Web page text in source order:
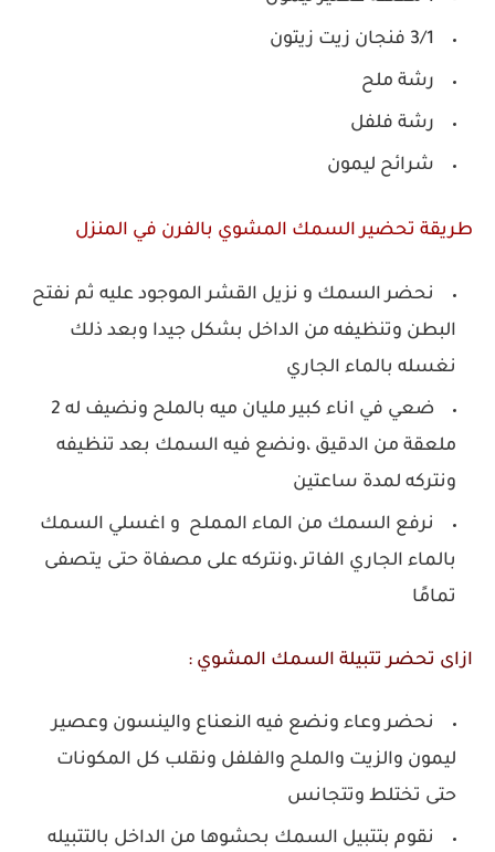
3/1 فنجان زيت زيتون
رشة ملح
رشة فلفل
شرائح ليمون
طريقة تحضير السمك المشوي بالفرن في المنزل
نحضر السمك و نزيل القشر الموجود عليه ثم نفتح
البطن وتنظيفه من الداخل بشكل جيدا وبعد ذلك
نغسله بالماء الجاري
ضعي في اناء كبير مليان ميه بالملح ونضيف له 2
ملعقة من الدقيق ،ونضع فيه السمك بعد تنظيفه
ونتركه لمدة ساعتين
نرفع السمك من الماء المملح و اغسلي السمك
بالماء الجاري الفاتر ،ونتركه على مصفاة حتى يتصفى
تمامًا
ازاى تحضر تتبيلة السمك المشوي :
نحضر وعاء ونضع فيه النعناع والينسون وعصير
ليمون والزيت والملح والفلفل ونقلب كل المكونات
حتى تختلط وتتجانس
نقوم بتتبيل السمك بحشوها من الداخل بالتتبيله